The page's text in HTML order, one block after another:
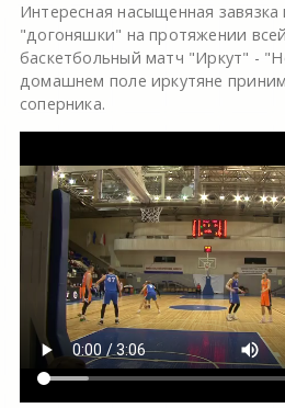
Интересная насыщенная завязка
"догоняшки" на протяжении
баскетбольный матч "Иркут" -
домашнем поле иркутяне
соперника.